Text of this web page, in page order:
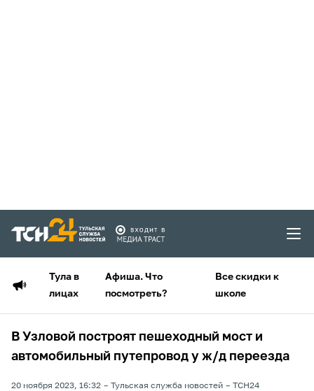
Тула в
лицах
Афиша. Что
посмотреть?
Все скидки к
школе
В Узловой построят пешеходный мост и
автомобильный путепровод у ж/д переезда
20 ноября 2023, 16:32 Тульская служба новостей ТСН24